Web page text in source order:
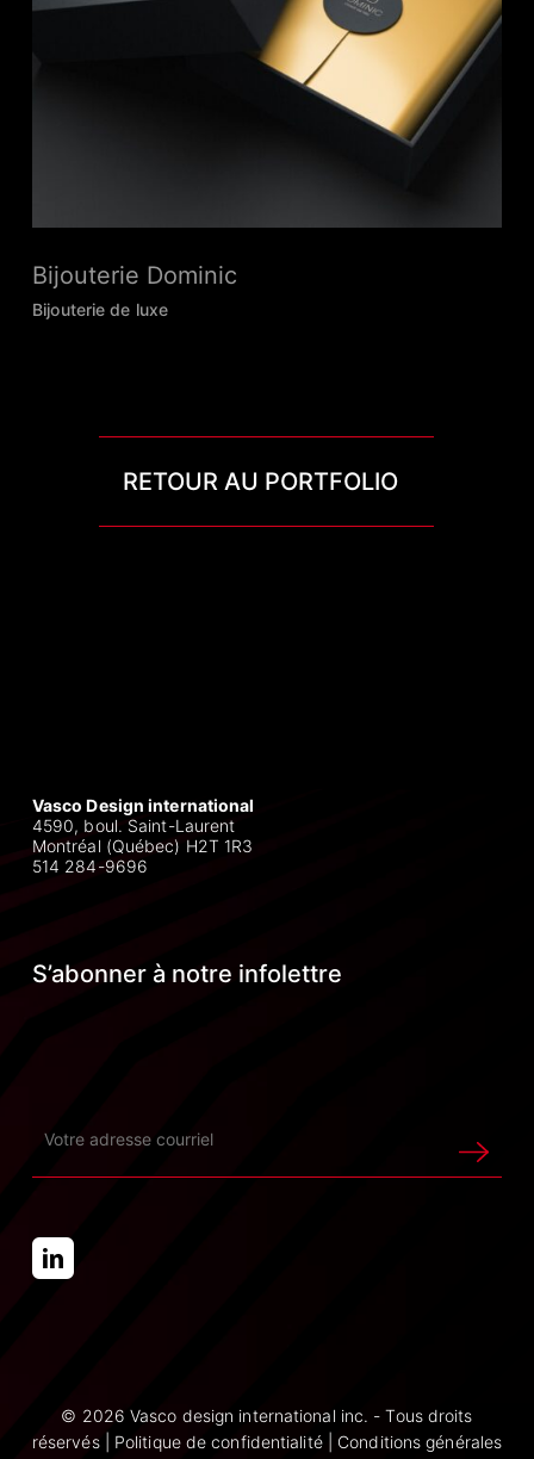
Bijouterie Dominic
Bijouterie de luxe
RETOUR AU PORTFOLIO
Vasco Design international
4590, boul. Saint-Laurent
Montréal (Québec) H2T 1R3
514 284-9696
S’abonner à notre infolettre
© 2026 Vasco design international inc. - Tous droits
réservés | Politique de confidentialité| Conditions générales